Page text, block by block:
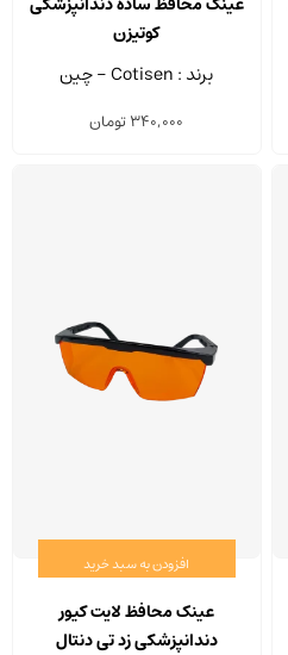
کوتیزن
برند : Cotisen - چین
340,000تومان
افزودن به سبد خرید
عینک محافظ لایت کیور
دندانپزشکی زد تی دنتال